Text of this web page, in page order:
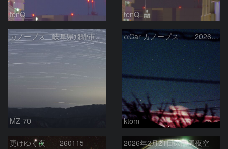
tenQ tenQ
カノープス 岐阜県飛騨市 2026年3月5日
MZ-70
αCar カノープス 2026-3-4
ktom
更けゆく夜 260115 2026年2月21日の円周夜空